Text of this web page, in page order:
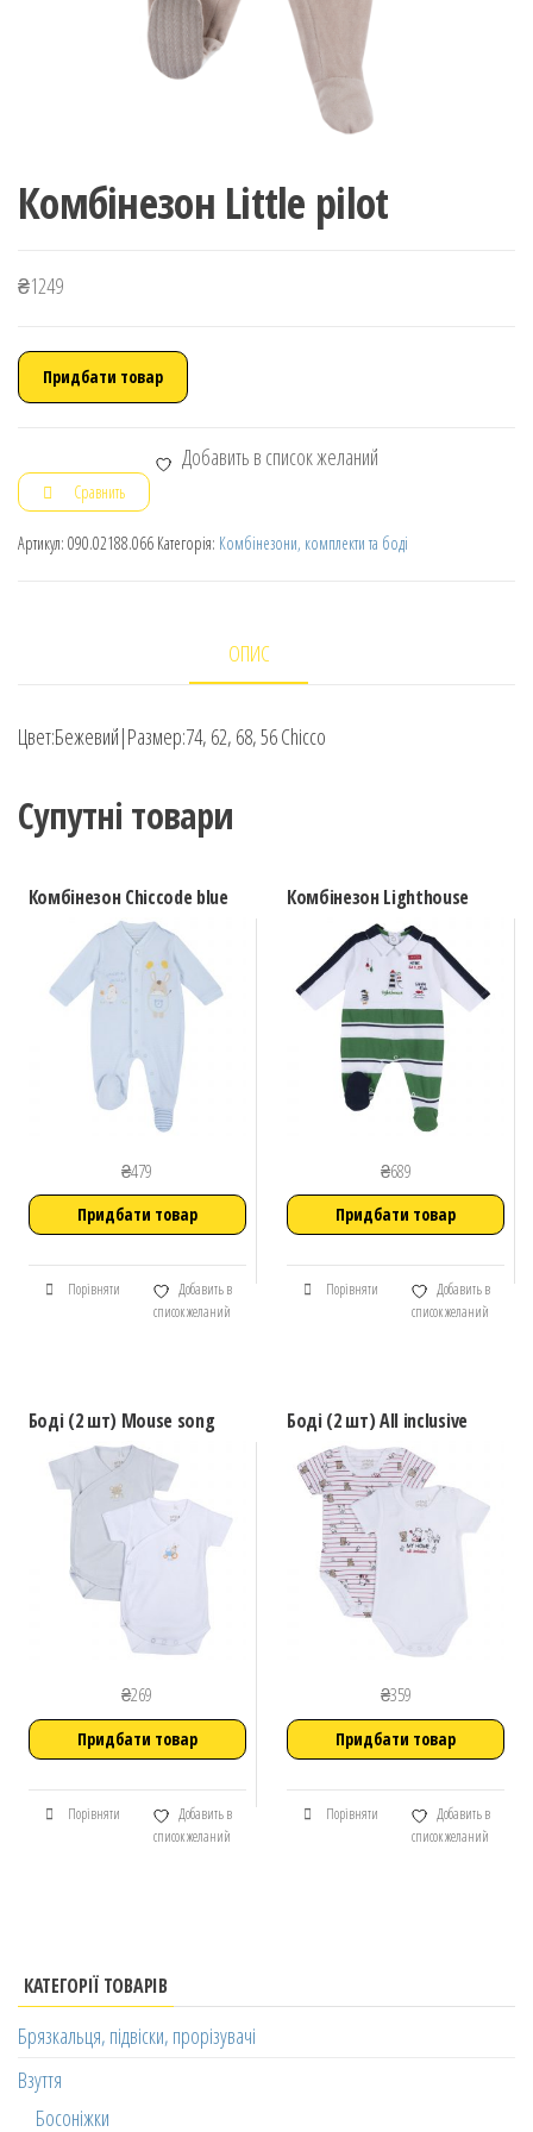
Комбінезон Little pilot
₴1249
Придбати товар
Добавить в список желаний
Сравнить
Артикул: 090.02188.066 Категорія: Комбінезони, комплекти та боді
ОПИС
Цвет:Бежевий|Размер:74, 62, 68, 56 Chicco
Супутні товари
Комбінезон Chiccode blue
₴479
Придбати товар
Порівняти
Добавить в
список желаний
Комбінезон Lighthouse
₴689
Придбати товар
Порівняти
Добавить в
список желаний
Боді (2 шт) Mouse song
₴269
Придбати товар
Порівняти
Добавить в
список желаний
Боді (2 шт) All inclusive
₴359
Придбати товар
Порівняти
Добавить в
список желаний
КАТЕГОРІЇ ТОВАРІВ
Брязкальця, підвіски, прорізувачі
Взуття
Босоніжки